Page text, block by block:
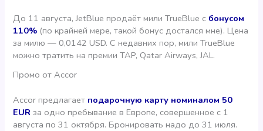
До 11 августа, JetBlue продаёт мили TrueBlue с бонусом
110% (по крайней мере, такой бонус достался мне). Цена
за милю — 0,0142 USD. С недавних пор, мили TrueBlue
можно тратить на премии TAP, Qatar Airways, JAL.
Промо от Accor
Accor предлагает подарочную карту номиналом 50
EUR за одно пребывание в Европе, совершенное с 1
августа по 31 октября. Бронировать надо до 31 июля.